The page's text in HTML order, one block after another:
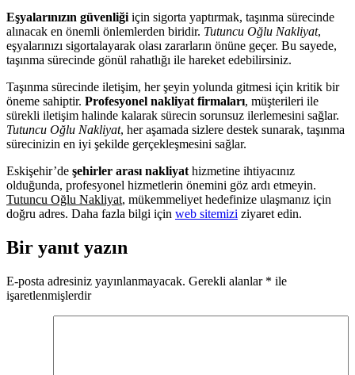
Eşyalarınızın güvenliği için sigorta yaptırmak, taşınma sürecinde
alınacak en önemli önlemlerden biridir. Tutuncu Oğlu Nakliyat,
eşyalarınızı sigortalayarak olası zararların önüne geçer. Bu sayede,
taşınma sürecinde gönül rahatlığı ile hareket edebilirsiniz.
Taşınma sürecinde iletişim, her şeyin yolunda gitmesi için kritik bir
öneme sahiptir. Profesyonel nakliyat firmaları, müşterileri ile
sürekli iletişim halinde kalarak sürecin sorunsuz ilerlemesini sağlar.
Tutuncu Oğlu Nakliyat, her aşamada sizlere destek sunarak, taşınma
sürecinizin en iyi şekilde gerçekleşmesini sağlar.
Eskişehir’de şehirler arası nakliyat hizmetine ihtiyacınız
olduğunda, profesyonel hizmetlerin önemini göz ardı etmeyin.
Tutuncu Oğlu Nakliyat, mükemmeliyet hedefinize ulaşmanız için
doğru adres. Daha fazla bilgi için web sitemizi ziyaret edin.
Bir yanıt yazın
E-posta adresiniz yayınlanmayacak. Gerekli alanlar * ile
işaretlenmişlerdir